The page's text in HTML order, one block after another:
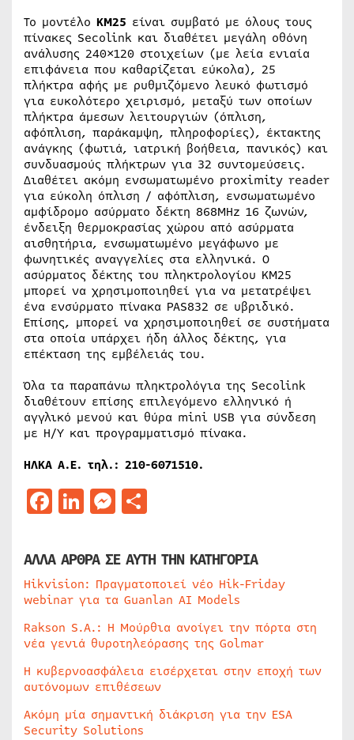
Το μοντέλο KM25 είναι συμβατό με όλους τους
πίνακες Secolink και διαθέτει μεγάλη οθόνη
ανάλυσης 240×120 στοιχείων (με λεία ενιαία
επιφάνεια που καθαρίζεται εύκολα), 25
πλήκτρα αφής με ρυθμιζόμενο λευκό φωτισμό
για ευκολότερο χειρισμό, μεταξύ των οποίων
πλήκτρα άμεσων λειτουργιών (όπλιση,
αφόπλιση, παράκαμψη, πληροφορίες), έκτακτης
ανάγκης (φωτιά, ιατρική βοήθεια, πανικός) και
συνδυασμούς πλήκτρων για 32 συντομεύσεις.
Διαθέτει ακόμη ενσωματωμένο proximity reader
για εύκολη όπλιση / αφόπλιση, ενσωματωμένο
αμφίδρομο ασύρματο δέκτη 868MHz 16 ζωνών,
ένδειξη θερμοκρασίας χώρου από ασύρματα
αισθητήρια, ενσωματωμένο μεγάφωνο με
φωνητικές αναγγελίες στα ελληνικά. Ο
ασύρματος δέκτης του πληκτρολογίου ΚM25
μπορεί να χρησιμοποιηθεί για να μετατρέψει
ένα ενσύρματο πίνακα PAS832 σε υβριδικό.
Επίσης, μπορεί να χρησιμοποιηθεί σε συστήματα
στα οποία υπάρχει ήδη άλλος δέκτης, για
επέκταση της εμβέλειάς του.
Όλα τα παραπάνω πληκτρολόγια της Secolink
διαθέτουν επίσης επιλεγόμενο ελληνικό ή
αγγλικό μενού και θύρα mini USB για σύνδεση
με Η/Υ και προγραμματισμό πίνακα.
ΗΛΚΑ Α.Ε. τηλ.: 210-6071510.
Facebook
LinkedIn
Messenger
ΑΛΛΑ ΑΡΘΡΑ ΣΕ ΑΥΤΗ ΤΗΝ ΚΑΤΗΓΟΡΙΑ
Hikvision: Πραγματοποιεί νέο Hik-Friday
webinar για τα Guanlan AI Models
Rakson S.A.: Η Μούρθια ανοίγει την πόρτα στη
νέα γενιά θυροτηλεόρασης της Golmar
Η κυβερνοασφάλεια εισέρχεται στην εποχή των
αυτόνομων επιθέσεων
Ακόμη μία σημαντική διάκριση για την ESA
Security Solutions